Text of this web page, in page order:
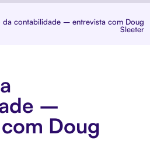
da contabilidade – entrevista com Doug
Sleeter
–
Doug